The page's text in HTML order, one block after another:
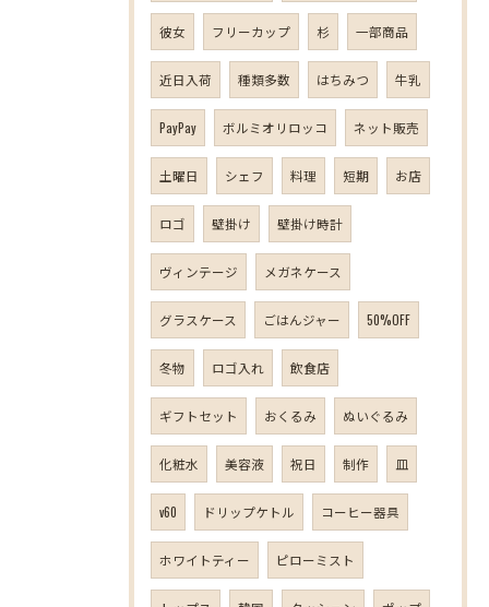
彼女 フリーカップ 杉 一部商品
近日入荷 種類多数 はちみつ 牛乳
PayPay ボルミオリロッコ ネット販売
土曜日 シェフ 料理 短期 お店
ロゴ 壁掛け 壁掛け時計
ヴィンテージ メガネケース
グラスケース ごはんジャー 50%OFF
冬物 ロゴ入れ 飲食店
ギフトセット おくるみ ぬいぐるみ
化粧水 美容液 祝日 制作 皿
v60 ドリップケトル コーヒー器具
ホワイトティー ピローミスト